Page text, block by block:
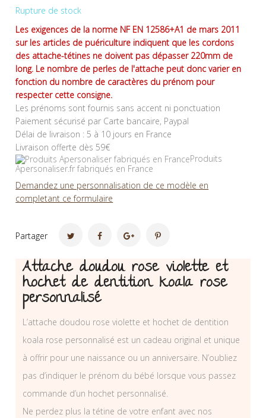
Rupture de stock
Les exigences de la norme NF EN 12586+A1 de mars 2011
sur les articles de puériculture indiquent que les cordons
des attache-tétines ne doivent pas dépasser 220mm de
long. Le nombre de perles de l'attache peut donc varier en
fonction du nombre de caractères du prénom pour
respecter cette consigne.
Les prénoms sont fournis sans accent ni ponctuation
Paiement sécurisé par Carte bancaire, Paypal
Délai de livraison : 5 à 10 jours en France
Livraison offerte dès 59€
Produits
Apersonaliser.fr fabriqués en France
Demandez une personnalisation de ce modèle en
completant ce formulaire
Partager
Attache doudou rose violette et
hochet de dentition koala rose
personnalisé
L’attache doudou rose violette et hochet de dentition
koala rose personnalisé est un cadeau original et unique
à offrir pour une naissance ou un anniversaire. N’oubliez
pas d’indiquer le prénom du bébé lorsque vous passez
commande d’un hochet personnalisé.
Ne perdez plus la tétine de votre enfant avec nos